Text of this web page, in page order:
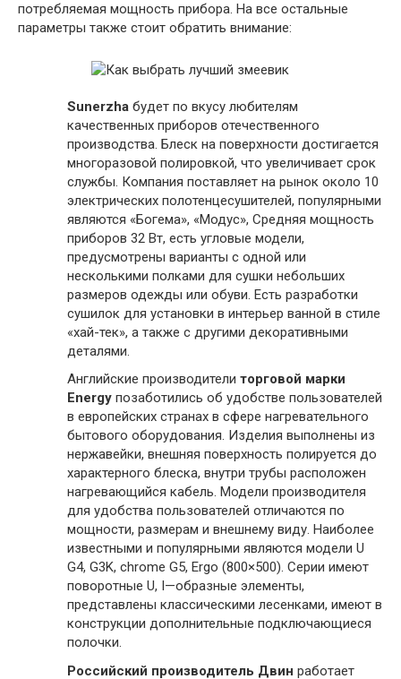
потребляемая мощность прибора. На все остальные
параметры также стоит обратить внимание:
Sunerzha будет по вкусу любителям
качественных приборов отечественного
производства. Блеск на поверхности достигается
многоразовой полировкой, что увеличивает срок
службы. Компания поставляет на рынок около 10
электрических полотенцесушителей, популярными
являются «Богема», «Модус», Средняя мощность
приборов 32 Вт, есть угловые модели,
предусмотрены варианты с одной или
несколькими полками для сушки небольших
размеров одежды или обуви. Есть разработки
сушилок для установки в интерьер ванной в стиле
«хай-тек», а также с другими декоративными
деталями.
Английские производители торговой марки
Energy позаботились об удобстве пользователей
в европейских странах в сфере нагревательного
бытового оборудования. Изделия выполнены из
нержавейки, внешняя поверхность полируется до
характерного блеска, внутри трубы расположен
нагревающийся кабель. Модели производителя
для удобства пользователей отличаются по
мощности, размерам и внешнему виду. Наиболее
известными и популярными являются модели U
G4, G3K, chrome G5, Еrgo (800×500). Серии имеют
поворотные U, I—образные элементы,
представлены классическими лесенками, имеют в
конструкции дополнительные подключающиеся
полочки.
Российский производитель Двин работает